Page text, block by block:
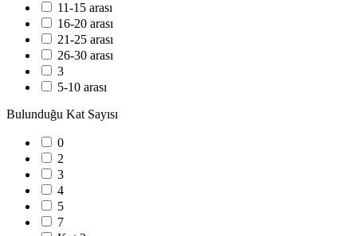
11-15 arası
16-20 arası
21-25 arası
26-30 arası
3
5-10 arası
Bulunduğu Kat Sayısı
0
2
3
4
5
7